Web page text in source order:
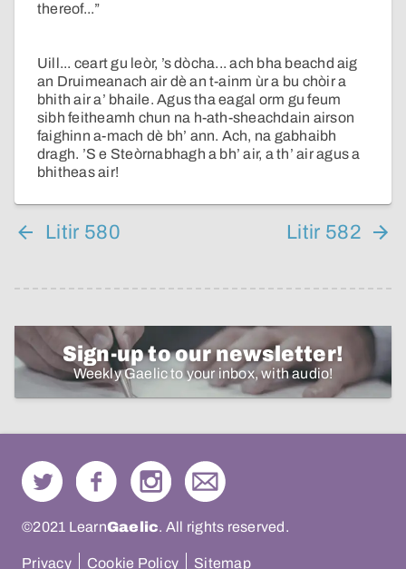
thereof...”
Uill... ceart gu leòr, ’s dòcha... ach bha beachd aig
an Druimeanach air dè an t-ainm ùr a bu chòir a
bhith air a’ bhaile. Agus tha eagal orm gu feum
sibh feitheamh chun na h-ath-sheachdain airson
faighinn a-mach dè bh’ ann. Ach, na gabhaibh
dragh. ’S e Steòrnabhagh a bh’ air, a th’ air agus a
bhitheas air!
Litir 580 Litir 582
Sign-up to our newsletter!
Weekly Gaelic to your inbox, with audio!
©2021 LearnGaelic. All rights reserved.
Privacy Cookie Policy Sitemap